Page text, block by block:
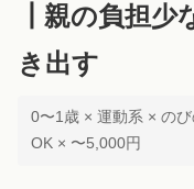
┃親の負担少
き出す
0〜1歳 × 運動系 × の
OK × 〜5,000円